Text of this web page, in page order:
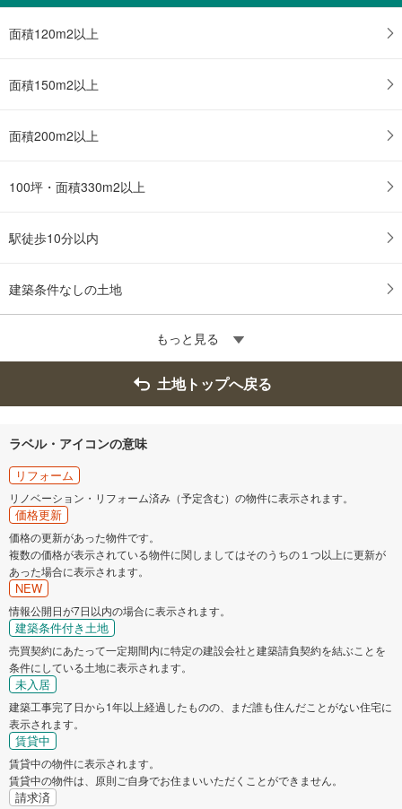
る
面積120m2以上
面積150m2以上
面積200m2以上
100坪・面積330m2以上
駅徒歩10分以内
建築条件なしの土地
もっと見る
土地トップへ戻る
ラベル・アイコンの意味
リフォーム
リノベーション・リフォーム済み（予定含む）の物件に表示されます。
価格更新
価格の更新があった物件です。
複数の価格が表示されている物件に関しましてはそのうちの１つ以上に更新が
あった場合に表示されます。
NEW
情報公開日が7日以内の場合に表示されます。
建築条件付き土地
売買契約にあたって一定期間内に特定の建設会社と建築請負契約を結ぶことを
条件にしている土地に表示されます。
未入居
建築工事完了日から1年以上経過したものの、まだ誰も住んだことがない住宅に
表示されます。
賃貸中
賃貸中の物件に表示されます。
賃貸中の物件は、原則ご自身でお住まいいただくことができません。
請求済